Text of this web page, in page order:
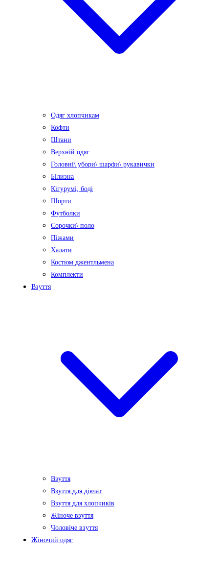
Одяг хлопчикам
Кофти
Штани
Верхній одяг
Головні\ убори\ шарфи\ рукавички
Білизна
Кігурумі, боді
Шорти
Футболки
Сорочки\ поло
Піжами
Халати
Костюм джентльмена
Комплекти
Взуття
Взуття
Взуття для дівчат
Взуття для хлопчиків
Жіноче взуття
Чоловіче взуття
Жіночий одяг